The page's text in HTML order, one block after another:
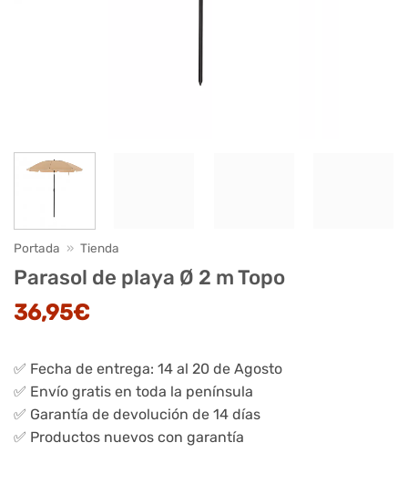
Portada » Tienda
Parasol de playa Ø 2 m Topo
36,95€
✅ Fecha de entrega: 14 al 20 de Agosto
✅ Envío gratis en toda la península
✅ Garantía de devolución de 14 días
✅ Productos nuevos con garantía